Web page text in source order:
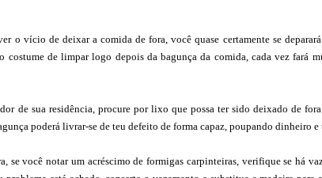
o vício de deixar a comida de fora, você quase certamente se
de limpar logo depois da bagunça da comida, cada vez fará
de sua residência, procure por lixo que possa ter sido deixado de
poderá livrar-se de teu defeito de forma capaz, poupando dinheiro e
se você notar um acréscimo de formigas carpinteiras, verifique se há